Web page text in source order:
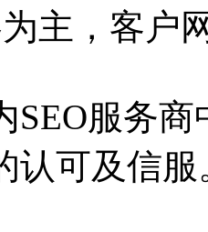
主，客户
SEO服务
认可及信服